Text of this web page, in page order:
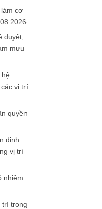
cơ
duyệt,
mưu
vị trí
quyền
định
vị trí
nhiệm
trí trong